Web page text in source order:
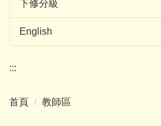
下修分級
English
:::
首頁 教師區